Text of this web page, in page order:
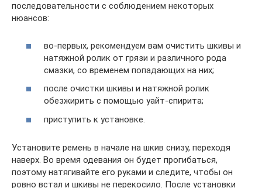
последовательности с соблюдением некоторых
нюансов:
во-первых, рекомендуем вам очистить шкивы и
натяжной ролик от грязи и различного рода
смазки, со временем попадающих на них;
после очистки шкивы и натяжной ролик
обезжирить с помощью уайт-спирита;
приступить к установке.
Установите ремень в начале на шкив снизу, переходя
наверх. Во время одевания он будет прогибаться,
поэтому натягивайте его руками и следите, чтобы он
ровно встал и шкивы не перекосило. После установки